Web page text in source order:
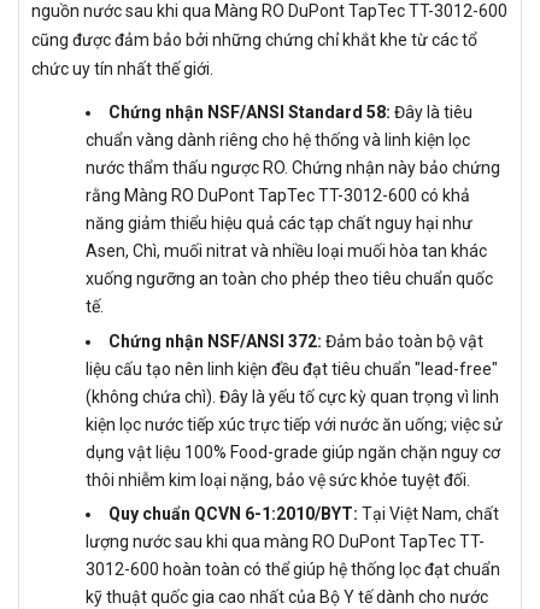
nguồn nước sau khi qua Màng RO DuPont TapTec TT-3012-600
cũng được đảm bảo bởi những chứng chỉ khắt khe từ các tổ
chức uy tín nhất thế giới.
Chứng nhận NSF/ANSI Standard 58: Đây là tiêu
chuẩn vàng dành riêng cho hệ thống và linh kiện lọc
nước thẩm thấu ngược RO. Chứng nhận này bảo chứng
rằng Màng RO DuPont TapTec TT-3012-600 có khả
năng giảm thiểu hiệu quả các tạp chất nguy hại như
Asen, Chì, muối nitrat và nhiều loại muối hòa tan khác
xuống ngưỡng an toàn cho phép theo tiêu chuẩn quốc
tế.
Chứng nhận NSF/ANSI 372: Đảm bảo toàn bộ vật
liệu cấu tạo nên linh kiện đều đạt tiêu chuẩn "lead-free"
(không chứa chì). Đây là yếu tố cực kỳ quan trọng vì linh
kiện lọc nước tiếp xúc trực tiếp với nước ăn uống; việc sử
dụng vật liệu 100% Food-grade giúp ngăn chặn nguy cơ
thôi nhiễm kim loại nặng, bảo vệ sức khỏe tuyệt đối.
Quy chuẩn QCVN 6-1:2010/BYT: Tại Việt Nam, chất
lượng nước sau khi qua màng RO DuPont TapTec TT-
3012-600 hoàn toàn có thể giúp hệ thống lọc đạt chuẩn
kỹ thuật quốc gia cao nhất của Bộ Y tế dành cho nước